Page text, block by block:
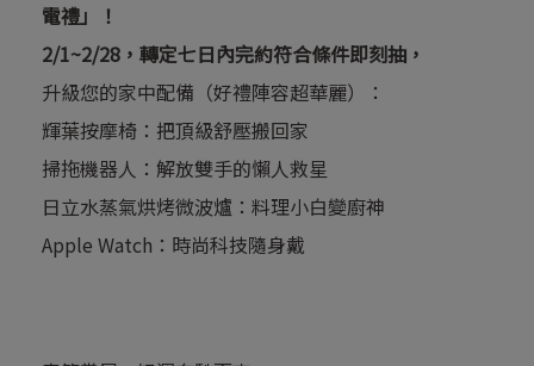
電禮」！
2/1~2/28 ，轉定七日內完約符合條件即刻抽，
升級您的家中配備（好禮陣容超華麗）：
輝葉按摩椅：把頂級舒壓搬回家
掃拖機器人：解放雙手的懶人救星
日立水蒸氣烘烤微波爐：料理小白變廚神
Apple Watch：時尚科技隨身戴